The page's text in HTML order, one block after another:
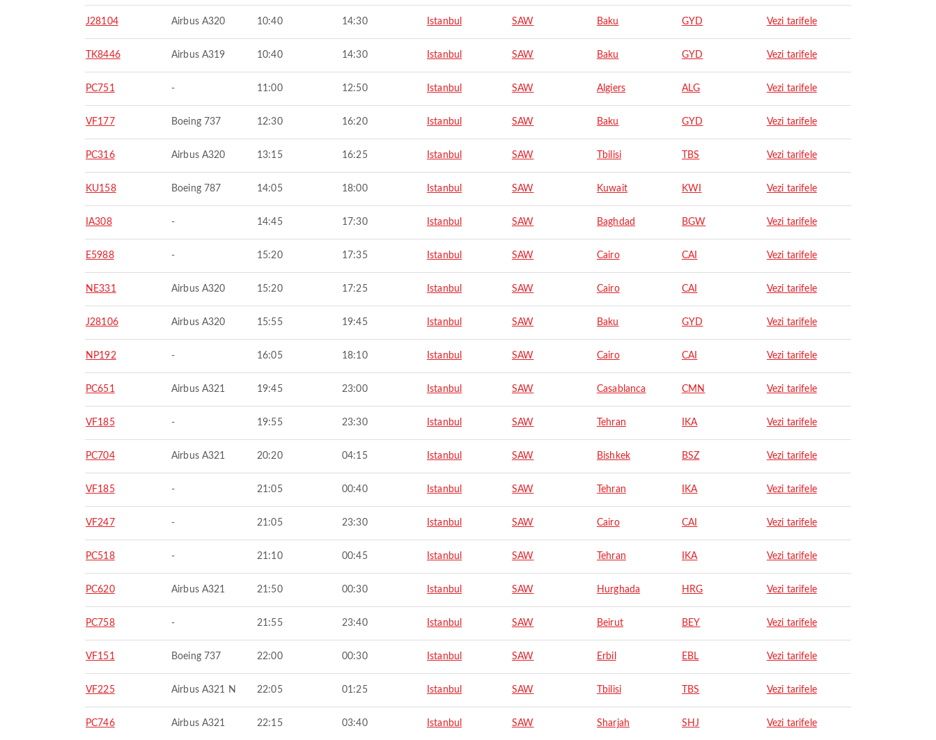
J28104 Airbus A320 10:40 14:30 Istanbul SAW Baku GYD Vezi tarifele
TK8446 Airbus A319 10:40 14:30 Istanbul SAW Baku GYD Vezi tarifele
PC751 - 11:00 12:50 Istanbul SAW Algiers ALG Vezi tarifele
VF177 Boeing 737 12:30 16:20 Istanbul SAW Baku GYD Vezi tarifele
PC316 Airbus A320 13:15 16:25 Istanbul SAW Tbilisi TBS Vezi tarifele
KU158 Boeing 787 14:05 18:00 Istanbul SAW Kuwait KWI Vezi tarifele
IA308 - 14:45 17:30 Istanbul SAW Baghdad BGW Vezi tarifele
E5988 - 15:20 17:35 Istanbul SAW Cairo CAI Vezi tarifele
NE331 Airbus A320 15:20 17:25 Istanbul SAW Cairo CAI Vezi tarifele
J28106 Airbus A320 15:55 19:45 Istanbul SAW Baku GYD Vezi tarifele
NP192 - 16:05 18:10 Istanbul SAW Cairo CAI Vezi tarifele
PC651 Airbus A321 19:45 23:00 Istanbul SAW Casablanca CMN Vezi tarifele
VF185 - 19:55 23:30 Istanbul SAW Tehran IKA Vezi tarifele
PC704 Airbus A321 20:20 04:15 Istanbul SAW Bishkek BSZ Vezi tarifele
VF185 - 21:05 00:40 Istanbul SAW Tehran IKA Vezi tarifele
VF247 - 21:05 23:30 Istanbul SAW Cairo CAI Vezi tarifele
PC518 - 21:10 00:45 Istanbul SAW Tehran IKA Vezi tarifele
PC620 Airbus A321 21:50 00:30 Istanbul SAW Hurghada HRG Vezi tarifele
PC758 - 21:55 23:40 Istanbul SAW Beirut BEY Vezi tarifele
VF151 Boeing 737 22:00 00:30 Istanbul SAW Erbil EBL Vezi tarifele
VF225 Airbus A321 N 22:05 01:25 Istanbul SAW Tbilisi TBS Vezi tarifele
PC746 Airbus A321 22:15 03:40 Istanbul SAW Sharjah SHJ Vezi tarifele